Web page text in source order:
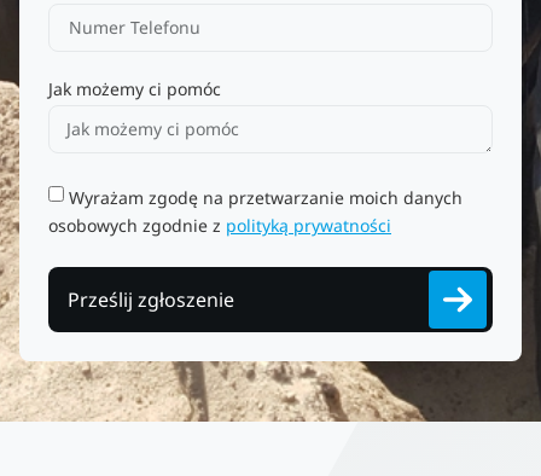
Jak możemy ci pomóc
Wyrażam zgodę na przetwarzanie moich danych
osobowych zgodnie z polityką prywatności
Prześlij zgłoszenie